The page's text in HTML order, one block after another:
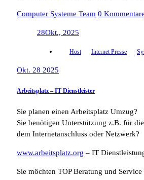
Computer Systeme Team 0 Kommentare
28Okt., 2025
Host Internet Presse
Okt. 28 2025
Arbeitsplatz – IT Dienstleister
Sie planen einen Arbeitsplatz Umzug?
Sie benötigen Unterstützung z.B. für
dem Internetanschluss oder Netzwerk?
www.arbeitsplatz.org – IT
Sie möchten TOP Beratung und Service